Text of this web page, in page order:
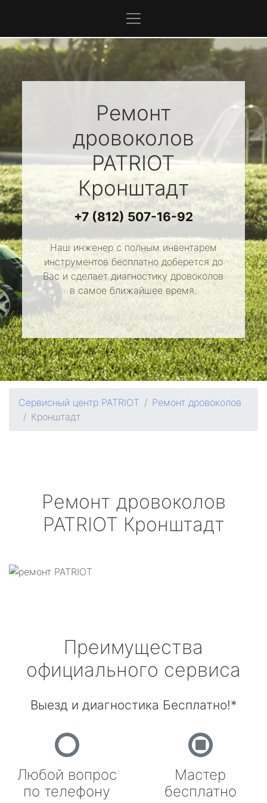
Ремонт
дровоколов
PATRIOT
Кронштадт
+7 (812) 507-16-92
Наш инженер с полным инвентарем
инструментов бесплатно доберется до
Вас и сделает диагностику дровоколов
в самое ближайшее время.
Сервисный центр PATRIOT
Ремонт дровоколов
Кронштадт
Ремонт дровоколов
PATRIOT Кронштадт
Преимущества
официального сервиса
Выезд и диагностика Бесплатно!*
Любой вопрос
по телефону
Мастер
бесплатно